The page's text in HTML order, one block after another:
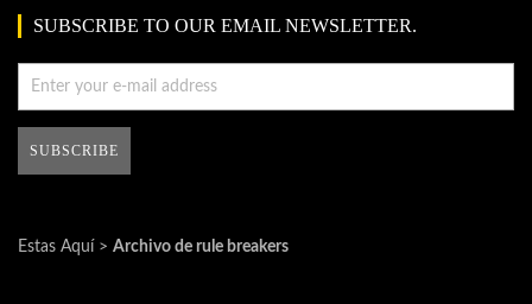
SUBSCRIBE TO OUR EMAIL NEWSLETTER.
Estas Aquí > Archivo de rule breakers